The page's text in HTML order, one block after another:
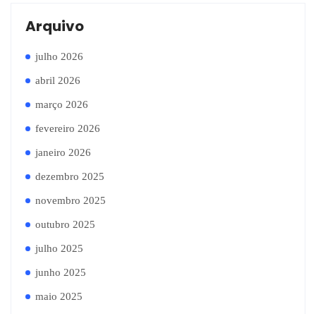
Arquivo
julho 2026
abril 2026
março 2026
fevereiro 2026
janeiro 2026
dezembro 2025
novembro 2025
outubro 2025
julho 2025
junho 2025
maio 2025